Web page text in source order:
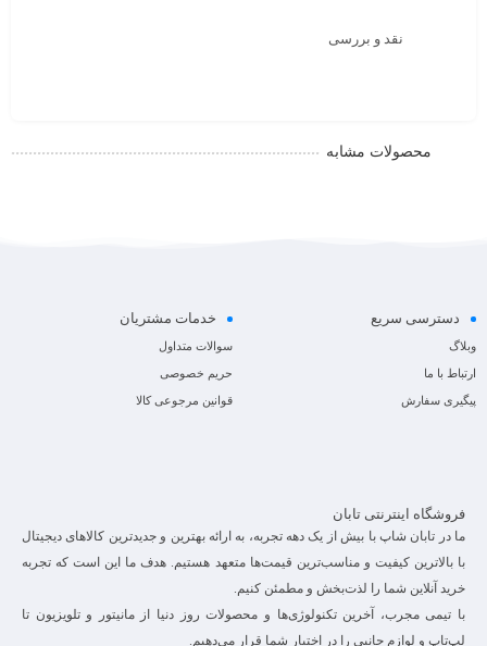
نقد و بررسی
محصولات مشابه
دسترسی سریع
وبلاگ
ارتباط با ما
پیگیری سفارش
خدمات مشتریان
سوالات متداول
حریم خصوصی
قوانین مرجوعی کالا
فروشگاه اینترنتی تابان
ما در تابان شاپ با بیش از یک دهه تجربه، به ارائه بهترین و جدیدترین کالاهای دیجیتال
با بالاترین کیفیت و مناسب‌ترین قیمت‌ها متعهد هستیم. هدف ما این است که تجربه
خرید آنلاین شما را لذت‌بخش و مطمئن کنیم.
با تیمی مجرب، آخرین تکنولوژی‌ها و محصولات روز دنیا از مانیتور و تلویزیون تا
لپ‌تاپ و لوازم جانبی را در اختیار شما قرار می‌دهیم.